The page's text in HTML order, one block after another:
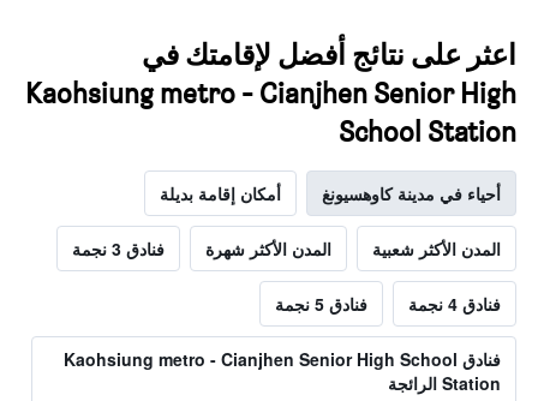
اعثر على نتائج أفضل لإقامتك في
Kaohsiung metro - Cianjhen Senior High
School Station
أحياء في مدينة كاوهسيونغ أمكان إقامة بديلة
المدن الأكثر شعبية المدن الأكثر شهرة فنادق 3 نجمة
فنادق 4 نجمة فنادق 5 نجمة
فنادق Kaohsiung metro - Cianjhen Senior High School
Station الرائجة